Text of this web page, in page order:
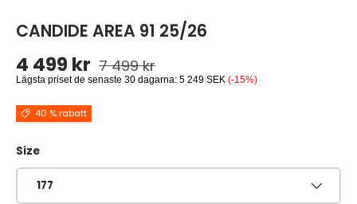
CANDIDE AREA 91 25/26
Reapris
4 499 kr Ordinarie pris
7 499 kr
Lägsta priset de senaste 30 dagarna: 5 249 SEK (-15%)
40 % rabatt
Size
177